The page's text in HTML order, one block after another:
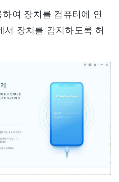
하여 장치를 컴퓨터에 연
서 장치를 감지하도록 허